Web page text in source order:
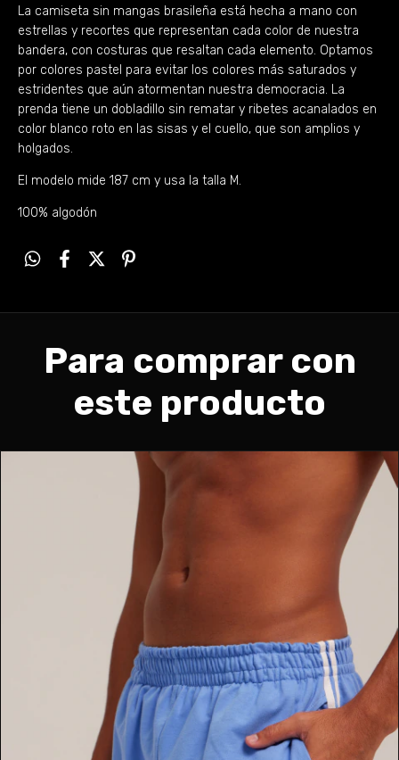
La camiseta sin mangas brasileña está hecha a mano con
estrellas y recortes que representan cada color de nuestra
bandera, con costuras que resaltan cada elemento. Optamos
por colores pastel para evitar los colores más saturados y
estridentes que aún atormentan nuestra democracia. La
prenda tiene un dobladillo sin rematar y ribetes acanalados en
color blanco roto en las sisas y el cuello, que son amplios y
holgados.
El modelo mide 187 cm y usa la talla M.
100% algodón
Para comprar con
este producto